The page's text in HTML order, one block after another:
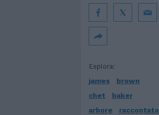
Esplora:
james
brown
chet
baker
arbore
raccontato